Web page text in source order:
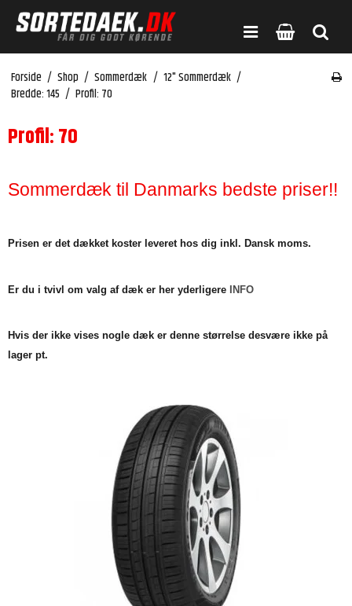
Forside / Shop / Sommerdæk / 12" Sommerdæk /
Bredde: 145 / Profil: 70
Profil: 70
Sommerdæk til Danmarks bedste priser!!
Prisen er det dækket koster leveret hos dig inkl. Dansk moms.
Er du i tvivl om valg af dæk er her yderligere INFO
Hvis der ikke vises nogle dæk er denne størrelse desvære ikke på
lager pt.